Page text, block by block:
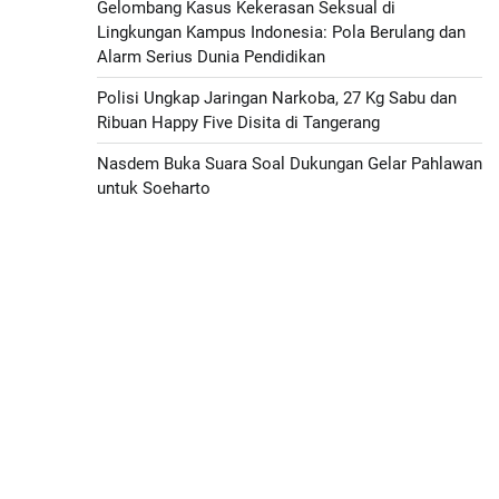
Gelombang Kasus Kekerasan Seksual di
Lingkungan Kampus Indonesia: Pola Berulang dan
Alarm Serius Dunia Pendidikan
Polisi Ungkap Jaringan Narkoba, 27 Kg Sabu dan
Ribuan Happy Five Disita di Tangerang
Nasdem Buka Suara Soal Dukungan Gelar Pahlawan
untuk Soeharto